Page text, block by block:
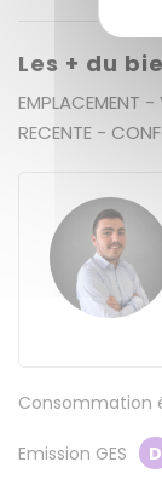
Les + du
EMPLACEMENT
RECENTE -
Consommation
Emission GES D